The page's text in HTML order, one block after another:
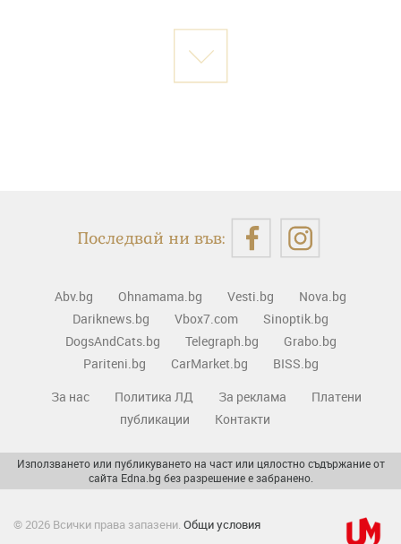
Последвай ни във:
Abv.bg Ohnamama.bg Vesti.bg
Nova.bg
Dariknews.bg
Vbox7.com
Sinoptik.bg
DogsAndCats.bg
Telegraph.bg
Grabo.bg
Pariteni.bg
CarMarket.bg
BISS.bg
За нас
Политика ЛД За реклама
Платени
публикации
Контакти
Използването или публикуването на част или цялостно съдържание от
сайта Edna.bg без разрешение е забранено.
© 2026 Всички права запазени. Общи условия